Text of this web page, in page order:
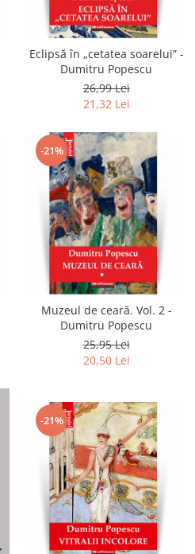
Eclipsă în „cetatea soarelui” -
Dumitru Popescu
26,99 Lei
21,32 Lei
-21%
Muzeul de ceară. Vol. 2 -
Dumitru Popescu
25,95 Lei
20,50 Lei
-21%